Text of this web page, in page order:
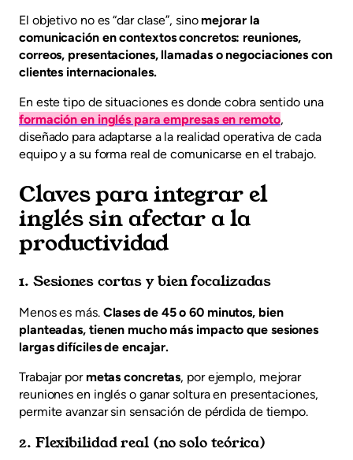
El objetivo no es “dar clase”, sinomejorar la
comunicación en contextos concretos: reuniones,
correos, presentaciones, llamadas o negociaciones con
clientes internacionales.
En este tipo de situaciones es donde cobra sentido una
formación en inglés para empresas en remoto,
diseñado para adaptarse a la realidad operativa de cada
equipo y a su forma real de comunicarse en el trabajo.
Claves para integrar el
inglés sin afectar a la
productividad
1. Sesiones cortas y bien focalizadas
Menos es más. Clases de 45 o 60 minutos, bien
planteadas, tienen mucho más impacto que sesiones
largas difíciles de encajar.
Trabajar pormetas concretas, por ejemplo, mejorar
reuniones en inglés o ganar soltura en presentaciones,
permite avanzar sin sensación de pérdida de tiempo.
2. Flexibilidad real (no solo teórica)